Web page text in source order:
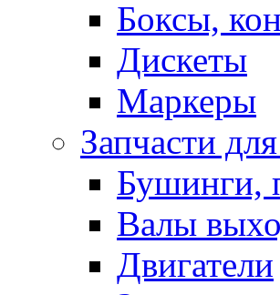
Боксы,
Дискеты
Маркеры
Запчасти
Бушинги,
Валы
Двигатели